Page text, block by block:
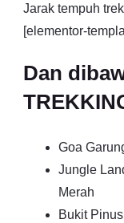
Jarak tempuh
[elementor-
Dan
Goa
Jungle
Merah
Bukit